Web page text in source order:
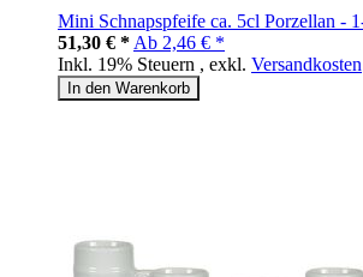
Mini Schnapspfeife ca. 5cl Porzellan -
51,30 € * Ab 2,46 € *
Inkl. 19% Steuern , exkl. Versandkosten
In den Warenkorb